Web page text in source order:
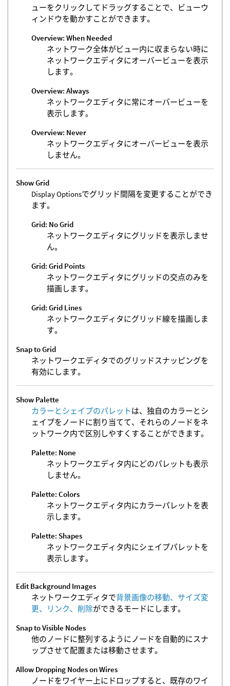
ューをクリックしてドラッグすることで、ビューウ
ィンドウを動かすことができます。
Overview: When Needed
ネットワーク全体がビュー内に収まらない時に
ネットワークエディタにオーバービューを表示
します。
Overview: Always
ネットワークエディタに常にオーバービューを
表示します。
Overview: Never
ネットワークエディタにオーバービューを表示
しません。
Show Grid
Display Optionsでグリッド間隔を変更することができ
ます。
Grid: No Grid
ネットワークエディタにグリッドを表示しませ
ん。
Grid: Grid Points
ネットワークエディタにグリッドの交点のみを
描画します。
Grid: Grid Lines
ネットワークエディタにグリッド線を描画しま
す。
Snap to Grid
ネットワークエディタでのグリッドスナッピングを
有効にします。
Show Palette
カラーとシェイプのパレットは、独自のカラーとシ
ェイプをノードに割り当てて、それらのノードをネ
ットワーク内で区別しやすくすることができます。
Palette: None
ネットワークエディタ内にどのパレットも表示
しません。
Palette: Colors
ネットワークエディタ内にカラーパレットを表
示します。
Palette: Shapes
ネットワークエディタ内にシェイプパレットを
表示します。
Edit Background Images
ネットワークエディタで背景画像の移動、サイズ変
更、リンク、削除ができるモードにします。
Snap to Visible Nodes
他のノードに整列するようにノードを自動的にスナ
ップさせて配置または移動させます。
Allow Dropping Nodes on Wires
ノードをワイヤー上にドロップすると、既存のワイ